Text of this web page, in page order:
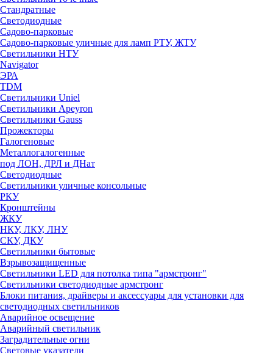
Стандратные
Светодиодные
Садово-парковые
Садово-парковые уличные для ламп РТУ, ЖТУ
Светильники НТУ
Navigator
ЭРА
TDM
Светильники Uniel
Светильники Apeyron
Светильники Gauss
Прожекторы
Галогеновые
Металлогалогенные
под ЛОН, ДРЛ и ДНат
Светодиодные
Светильники уличные консольные
РКУ
Кронштейны
ЖКУ
НКУ, ЛКУ, ЛНУ
СКУ, ДКУ
Светильники бытовые
Взрывозащищенные
Светильники LED для потолка типа "армстронг"
Светильники светодиодные армстронг
Блоки питания, драйверы и аксессуары для установки для
светодиодных светильников
Аварийное освещение
Аварийный светильник
Заградительные огни
Световые указатели